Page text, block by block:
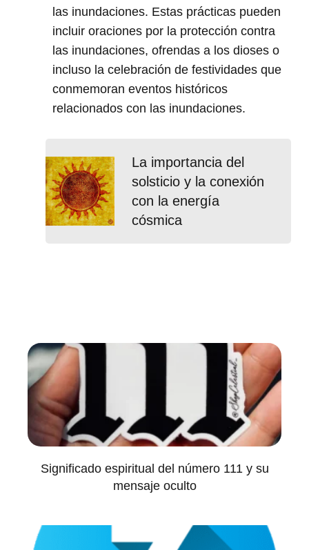
las inundaciones. Estas prácticas pueden
incluir oraciones por la protección contra
las inundaciones, ofrendas a los dioses o
incluso la celebración de festividades que
conmemoran eventos históricos
relacionados con las inundaciones.
La importancia del
solsticio y la conexión
con la energía
cósmica
Significado espiritual del número 111 y su
mensaje oculto